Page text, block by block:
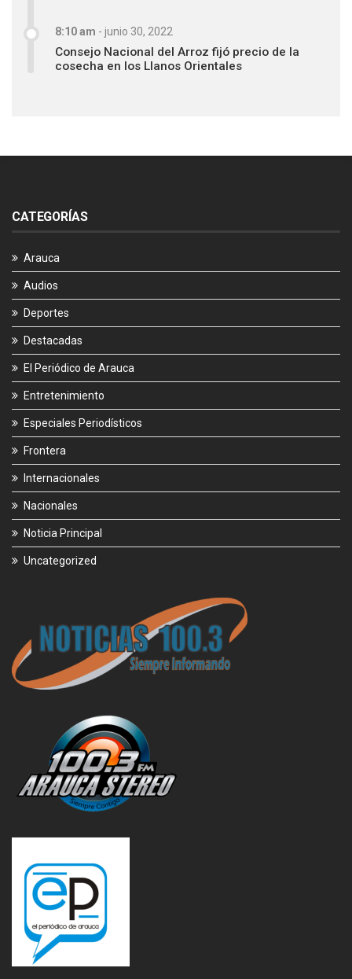
8:10 am - junio 30, 2022
Consejo Nacional del Arroz fijó precio de la
cosecha en los Llanos Orientales
CATEGORÍAS
Arauca
Audios
Deportes
Destacadas
El Periódico de Arauca
Entretenimiento
Especiales Periodísticos
Frontera
Internacionales
Nacionales
Noticia Principal
Uncategorized